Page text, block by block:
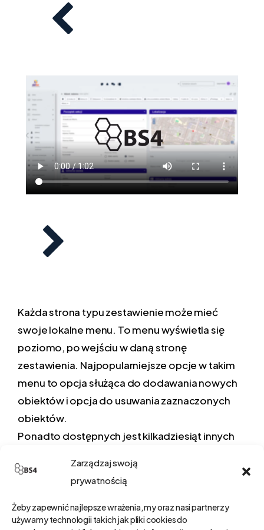
Zarządzaj swoją
prywatnością
Żeby zapewnić najlepsze wrażenia, my oraz nasi partnerzy
używamy technologii takich jak pliki cookies do
Każda strona typu zestawienie może mieć
swoje lokalne menu. To menu wyświetla się
poziomo, po wejściu w daną stronę
zestawienia. Najpopularniejsze opcje w takim
menu to opcja służąca do dodawania nowych
obiektów i opcja do usuwania zaznaczonych
obiektów.
Ponadto dostępnych jest kilkadziesiąt innych
wydruku raportu, eksportu do Excela lub
hurtowej modyfikacji zaznaczonych obiektów.
W celu dodanie nowej opcji w menu